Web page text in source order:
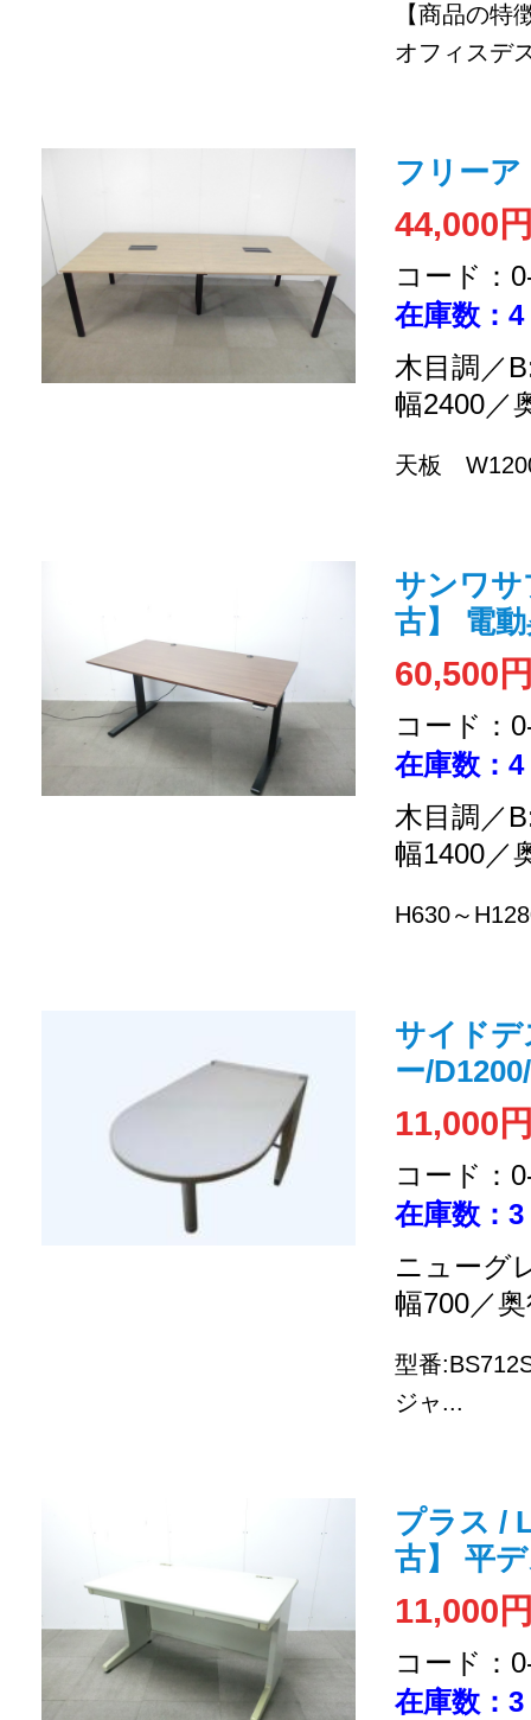
【商品の特
オフィスデ
フリー
44,000
コード：
在庫数：4
木目調／
幅2400／
天板
サンワサ
古】 電
60,500
コード：
在庫数：4
木目調／
幅1400／
H630～
サイド
ー/D1200/
11,000
コード：
在庫数：3
ニューグ
幅700／
型番
ジャ...
プラス /
古】 平
11,000
コード：
在庫数：3